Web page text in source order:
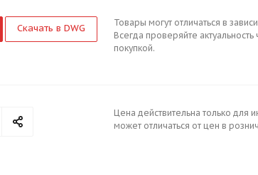
Скачать в DWG
Товары могут отличаться в
Всегда проверяйте
покупкой.
Цена действительна только для
может отличаться от цен в